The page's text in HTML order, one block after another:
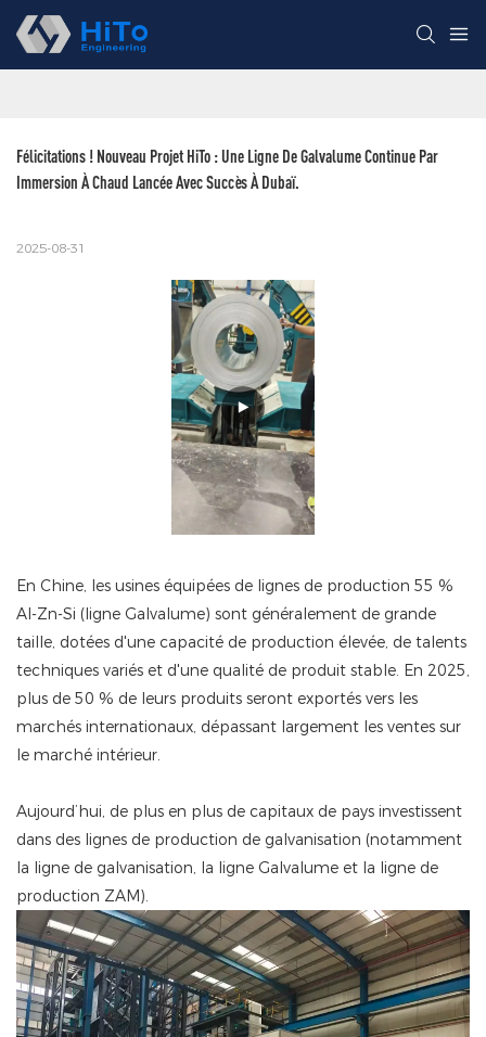
Félicitations ! Nouveau Projet HiTo : Une Ligne De Galvalume Continue Par
Immersion À Chaud Lancée Avec Succès À Dubaï.
2025-08-31
En Chine, les usines équipées de lignes de production 55 %
Al-Zn-Si (ligne Galvalume) sont généralement de grande
taille, dotées d'une capacité de production élevée, de talents
techniques variés et d'une qualité de produit stable. En 2025,
plus de 50 % de leurs produits seront exportés vers les
marchés internationaux, dépassant largement les ventes sur
le marché intérieur.
Aujourd’hui, de plus en plus de capitaux de pays investissent
dans des lignes de production de galvanisation (notamment
la ligne de galvanisation, la ligne Galvalume et la ligne de
production ZAM).